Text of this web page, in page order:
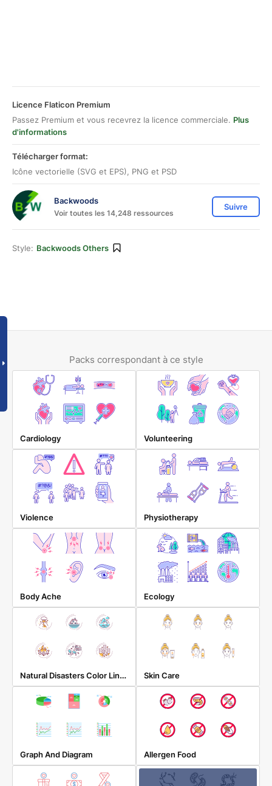
Licence Flaticon Premium
Passez Premium et vous recevrez la licence commerciale. Plus
d'informations
Télécharger format:
Icône vectorielle (SVG et EPS), PNG et PSD
Backwoods
Voir toutes les 14,248 ressources
Suivre
Style: Backwoods Others
Packs correspondant à ce style
Cardiology Volunteering
Violence Physiotherapy
Body Ache Ecology
Natural Disasters Color Line Icons Skin Care
Graph And Diagram Allergen Food